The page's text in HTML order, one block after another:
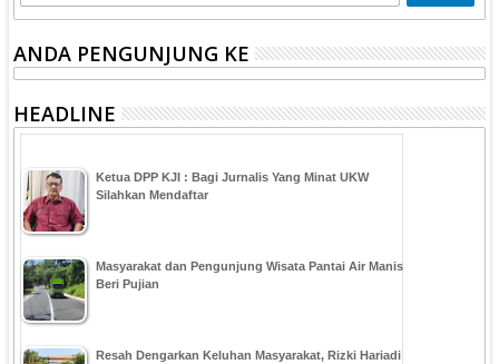
ANDA PENGUNJUNG KE
HEADLINE
Ketua DPP KJI : Bagi Jurnalis Yang Minat UKW
Silahkan Mendaftar
Masyarakat dan Pengunjung Wisata Pantai Air Manis
Beri Pujian
Resah Dengarkan Keluhan Masyarakat, Rizki Hariadi